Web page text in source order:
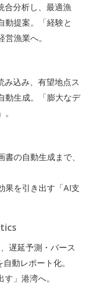
合分析し、最適漁
動提案。「経験と
漁業へ。
み込み、有望地点ス
動生成。「膨大なデ
の自動生成まで、
果を引き出す「AI支
遅延予測・バース
動レポート化。
」港湾へ。